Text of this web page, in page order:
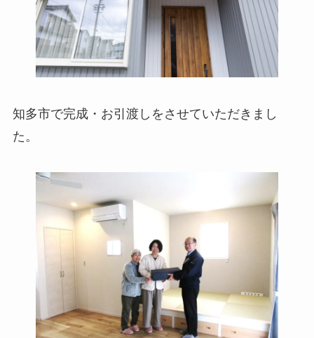
知多市で完成・お引渡しをさせていただきまし
た。